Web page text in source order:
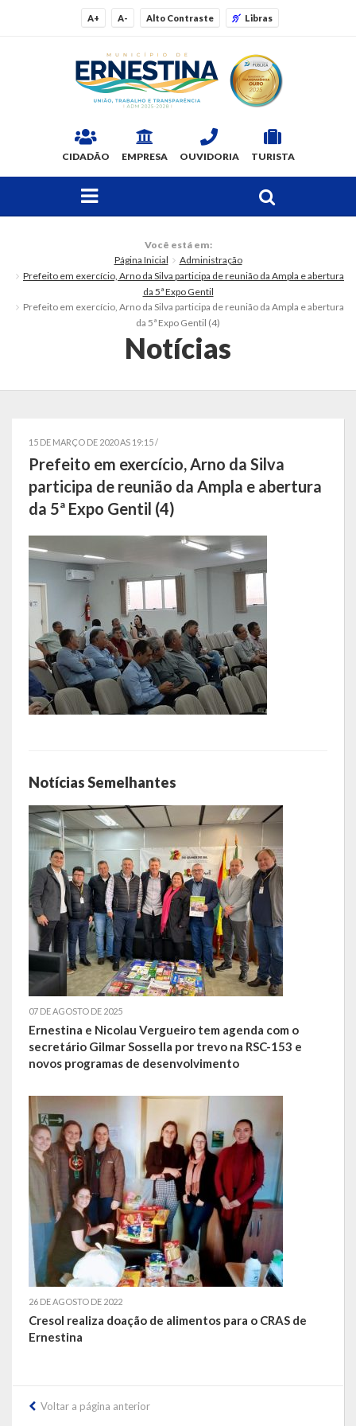
A+ A- Alto Contraste Libras
CIDADÃO EMPRESA OUVIDORIA TURISTA
Dados Gerais
Ex-prefeitos
Telefones Úteis
Secretarias
Estrutura organizacional
Administração
Assistência Social
Educação, Cultura, Desporto e Turismo
Sala Multidisciplinar Saber Mais
Escola Municipal de Educação Infantil Dr. Orlando Rojas
Escola Municipal De Ensino Fundamental Osvaldo Cruz
Agricultura
Fazenda
Obras e Viação
Saúde
Serviços Oferecidos pela Secretaria de Saúde
Serviços Urbanos
Legislação
ATOS NORMATIVOS
LEIS ORDINÁRIAS
LEIS COMPLEMENTARES
DECRETOS
Publicações
Conselhos Municipais
Regulamentos
Editais
Termos de Compromisso
Você está em:
Página Inicial
Administração
Prefeito em exercício, Arno da Silva participa de reunião da Ampla e abertura
da 5ª Expo Gentil
Prefeito em exercício, Arno da Silva participa de reunião da Ampla e abertura
da 5ª Expo Gentil (4)
Notícias
15 DE MARÇO DE 2020 AS 19:15 /
Prefeito em exercício, Arno da Silva
participa de reunião da Ampla e abertura
da 5ª Expo Gentil (4)
Notícias Semelhantes
07 DE AGOSTO DE 2025
Ernestina e Nicolau Vergueiro tem agenda com o
secretário Gilmar Sossella por trevo na RSC-153 e
novos programas de desenvolvimento
26 DE AGOSTO DE 2022
Cresol realiza doação de alimentos para o CRAS de
Ernestina
Voltar a página anterior